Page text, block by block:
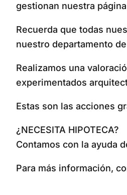
gestionan nuestra
Recuerda que todas
nuestro departamento
Realizamos una
experimentados
Estas son las acciones
¿NECESITA HIPOTECA?
Contamos con la ayuda
Para más información,